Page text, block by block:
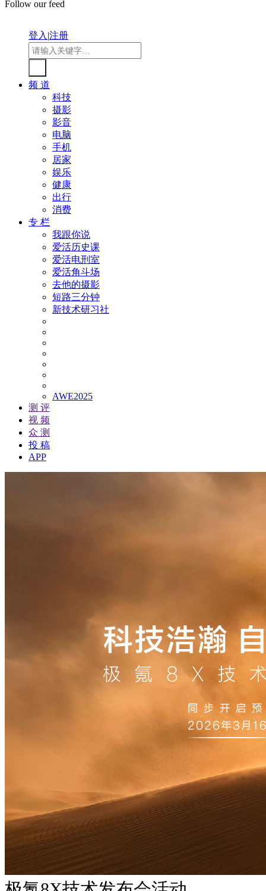
Follow our feed
登入|注册
频 道
科技
摄影
影音
电脑
手机
居家
娱乐
健康
出行
消费
专 栏
我跟你说
爱活历史课
爱活电刑室
爱活角斗场
去他的摄影
短路三分钟
新技术研习社
AWE2025
测 评
视 频
众 测
投 稿
APP